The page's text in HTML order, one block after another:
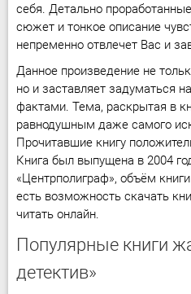
себя. Детально
сюжет и тонкое описание
непременно отвлечет Вас и
Данное произведение не
но и заставляет задуматься
фактами. Тема, раскрытая в
равнодушным даже самого
Прочитавшие книгу
Книга был выпущена в 2004
«Центрполиграф», объём
есть возможность скачать
читать онлайн.
Популярные книги
детектив»